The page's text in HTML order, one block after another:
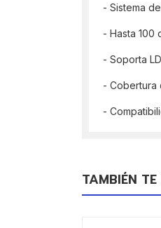
- Sistema
- Hasta 100
- Soporta
- Cobertura
-
TAMBIÉN TE